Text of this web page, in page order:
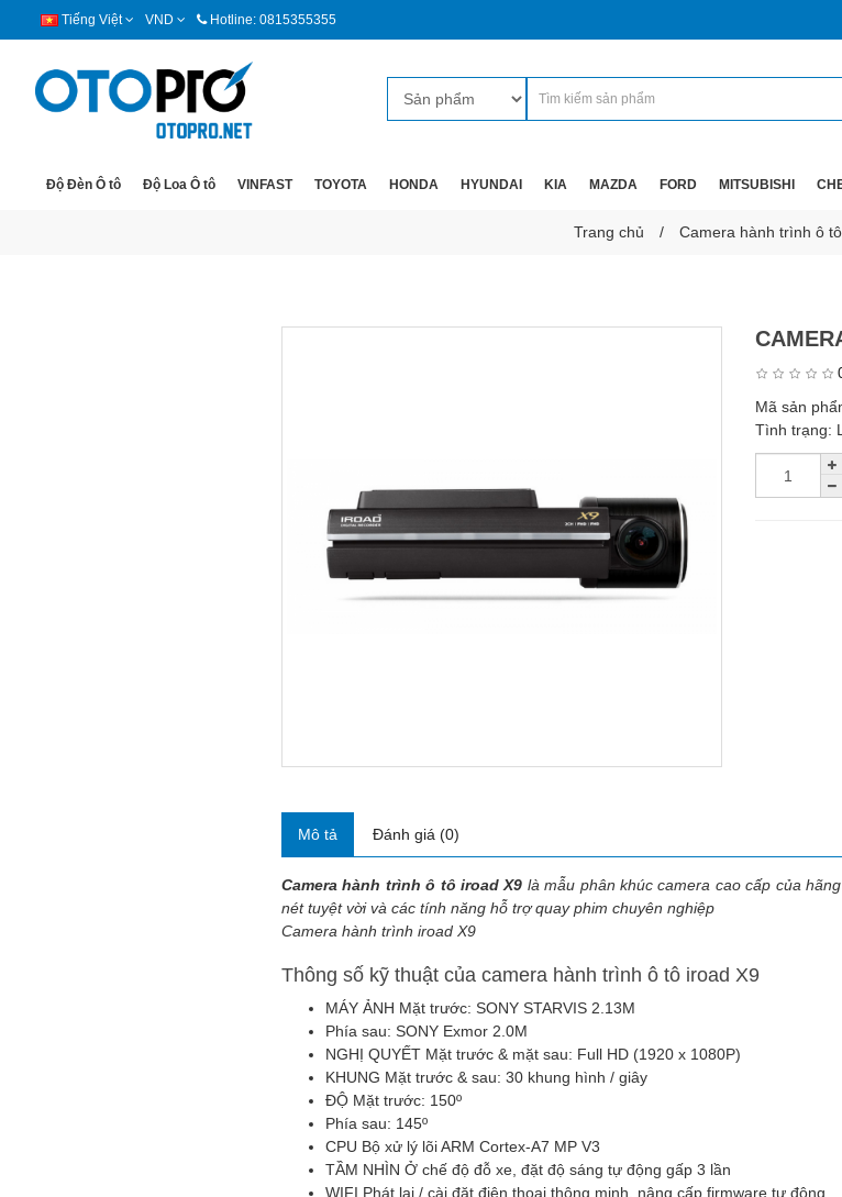
Tiếng Việt VND Hotline: 0815355355
Độ Đèn Ô tô Độ Loa Ô tô VINFAST TOYOTA HONDA HYUNDAI KIA MAZDA FORD MITSUBISHI
Trang chủ Camera hành trình ô
Mã sản
Tình trạng:
Mô tả Đánh giá (0)
Camera hành trình ô tô iroad X9 là mẫu phân khúc camera cao cấp của
nét tuyệt vời và các tính năng hỗ trợ quay phim chuyên nghiệp
Camera hành trình iroad X9
Thông số kỹ thuật của camera hành trình ô tô iroad X9
MÁY ẢNH Mặt trước: SONY STARVIS 2.13M
Phía sau: SONY Exmor 2.0M
NGHỊ QUYẾT Mặt trước & mặt sau: Full HD (1920 x 1080P)
KHUNG Mặt trước & sau: 30 khung hình / giây
ĐỘ Mặt trước: 150º
Phía sau: 145º
CPU Bộ xử lý lõi ARM Cortex-A7 MP V3
TẦM NHÌN Ở chế độ đỗ xe, đặt độ sáng tự động gấp 3 lần
WIFI Phát lại / cài đặt điện thoại thông minh, nâng cấp firmware tự động